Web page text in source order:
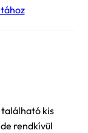
kis
rendkívül